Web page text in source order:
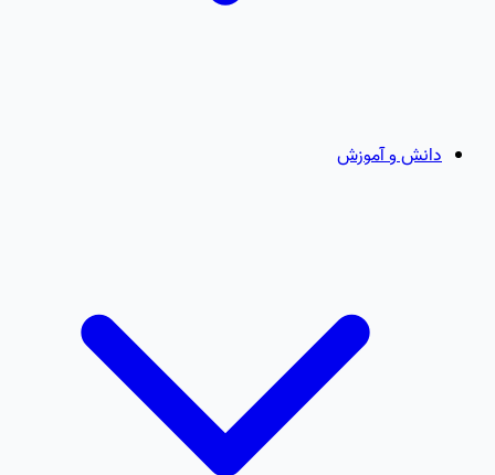
دانش و آموزش